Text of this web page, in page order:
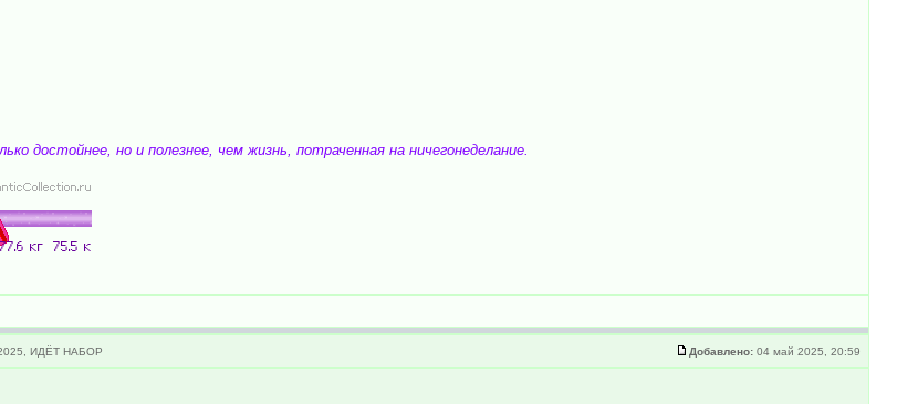
достойнее, но и полезнее, чем жизнь, потраченная на ничегонеделание.
ИДЁТ НАБОР Добавлено: 04 май 2025, 20:59